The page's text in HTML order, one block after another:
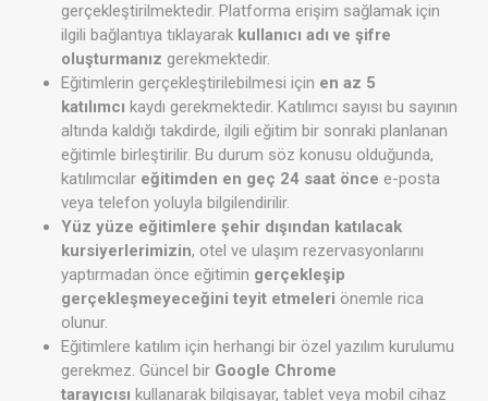
gerçekleştirilmektedir. Platforma erişim sağlamak için
ilgili bağlantıya tıklayarak kullanıcı adı ve şifre
oluşturmanız gerekmektedir.
Eğitimlerin gerçekleştirilebilmesi için en az 5
katılımcı kaydı gerekmektedir. Katılımcı sayısı bu sayının
altında kaldığı takdirde, ilgili eğitim bir sonraki planlanan
eğitimle birleştirilir. Bu durum söz konusu olduğunda,
katılımcılar eğitimden en geç 24 saat önce e-posta
veya telefon yoluyla bilgilendirilir.
Yüz yüze eğitimlere şehir dışından katılacak
kursiyerlerimizin, otel ve ulaşım rezervasyonlarını
yaptırmadan önce eğitimin gerçekleşip
gerçekleşmeyeceğini teyit etmeleri önemle rica
olunur.
Eğitimlere katılım için herhangi bir özel yazılım kurulumu
gerekmez. Güncel bir Google Chrome
tarayıcısı kullanarak bilgisayar, tablet veya mobil cihaz